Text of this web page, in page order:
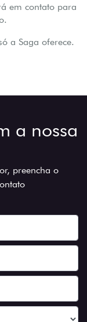
em contato para
a Saga oferece.
a nossa
preencha o